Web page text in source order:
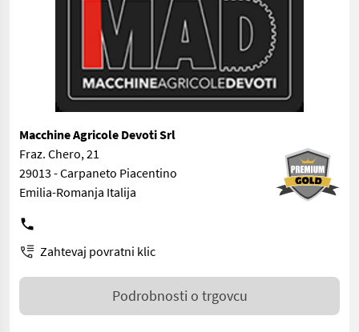
Macchine Agricole Devoti Srl
Fraz. Chero, 21
29013 - Carpaneto Piacentino
Emilia-Romanja Italija
Zahtevaj povratni klic
Podrobnosti o trgovcu